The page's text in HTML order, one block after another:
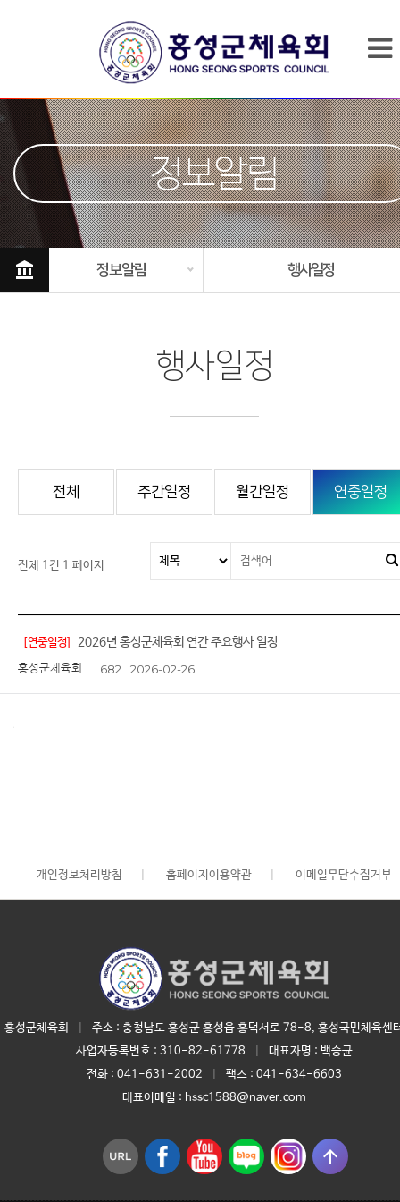
정보알림
account_balance 정보알림 행사일정
행사일정
전체 주간일정 월간일정 연중일정
전체 1건 1 페이지
[연중일정] 2026년 홍성군체육회 연간 주요행사 일정
홍성군체육회 682 2026-02-26
개인정보처리방침 홈페이지이용약관 이메일무단수집거부
홍성군체육회
주소 : 충청남도 홍성군 홍성읍 홍덕서로 78-8, 홍성국민체육센
사업자등록번호 : 310-82-61778 대표자명 : 백승균
전화 : 041-631-2002
팩스 : 041-634-6603
대표이메일 : hssc1588@naver.com
arrow_upward